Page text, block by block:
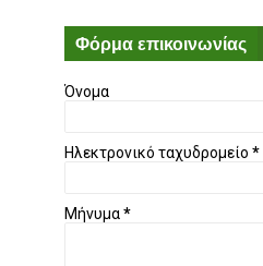
Φόρμα επικοινωνίας
Όνομα
Ηλεκτρονικό ταχυδρομείο *
Μήνυμα*